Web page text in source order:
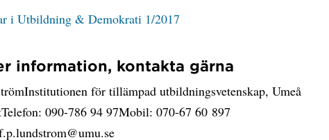
i Utbildning & Demokrati 1/2017
information, kontakta gärna
för tillämpad utbildningsvetenskap, Umeå
090-786 94 97Mobil: 070-67 60 897